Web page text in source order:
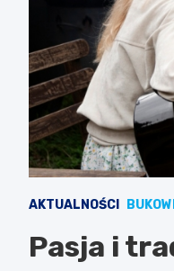
AKTUALNOŚCI
Pasja i